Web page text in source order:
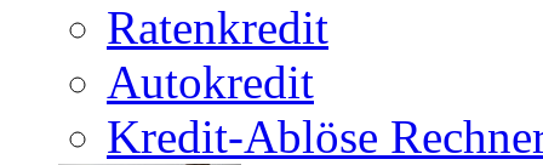
Ratenkredit
Autokredit
Kredit-Ablöse